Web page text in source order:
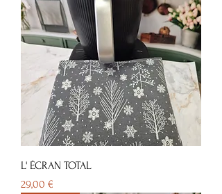
L' ÉCRAN TOTAL
Prix
29,00 €